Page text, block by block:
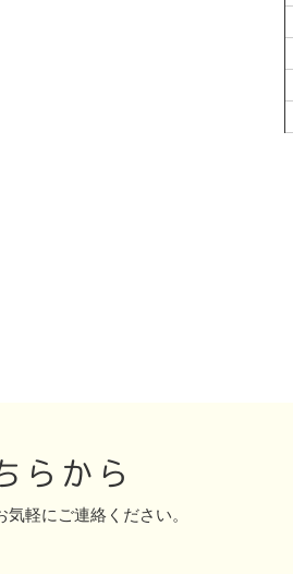
らから
軽にご連絡ください。